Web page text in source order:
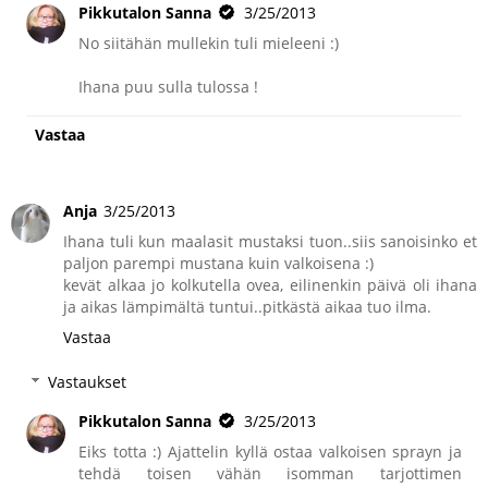
Pikkutalon Sanna
3/25/2013
No siitähän mullekin tuli mieleeni :)
Ihana puu sulla tulossa !
Vastaa
Anja 3/25/2013
Ihana tuli kun maalasit mustaksi tuon..siis sanoisinko et
paljon parempi mustana kuin valkoisena :)
kevät alkaa jo kolkutella ovea, eilinenkin päivä oli ihana
ja aikas lämpimältä tuntui..pitkästä aikaa tuo ilma.
Vastaa
Vastaukset
Pikkutalon Sanna
3/25/2013
Eiks totta :) Ajattelin kyllä ostaa valkoisen sprayn ja
tehdä toisen vähän isomman tarjottimen